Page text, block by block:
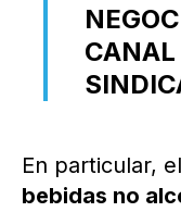
CANAL
En particular,
bebidas no